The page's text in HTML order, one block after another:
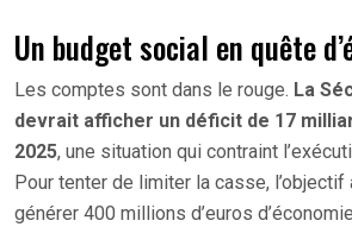
Un budget social en quête
Les comptes sont dans le rouge. La
devrait afficher un déficit de 17
2025, une situation qui contraint
Pour tenter de limiter la casse, l’objectif
générer 400 millions d’euros